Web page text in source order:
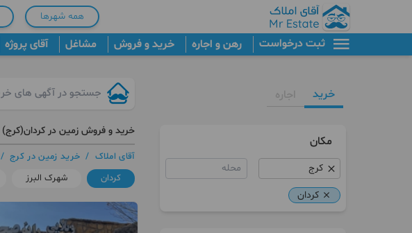
همه شهرها
ثبت درخواست رهن و اجاره خرید و فروش مشاغل آقای پروژه
خرید اجاره
مکان
محله
کردان
خرید و فروش زمین در کردان(کرج)
آقای املاک / خرید زمین در کرج /
کردان
شهرک البرز